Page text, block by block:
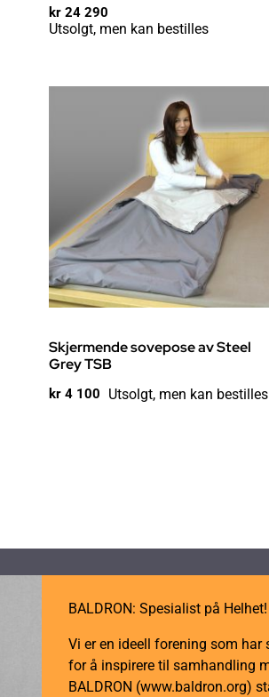
kr 24 290
Utsolgt, men kan bestilles
Skjermende sovepose av Steel
Grey TSB
kr 4 100 Utsolgt, men kan bestilles
BALDRON: Spesialist på Helhet!
Vi er en ideell forening som
for å inspirere til samhandling
BALDRON (www.baldron.org)